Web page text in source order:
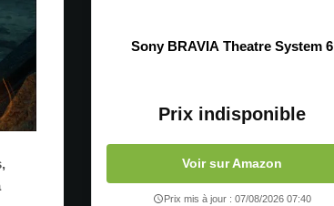
Sony BRAVIA Theatre System 6
Prix indisponible
Voir sur Amazon
Prix mis à jour : 07/08/2026 07:40